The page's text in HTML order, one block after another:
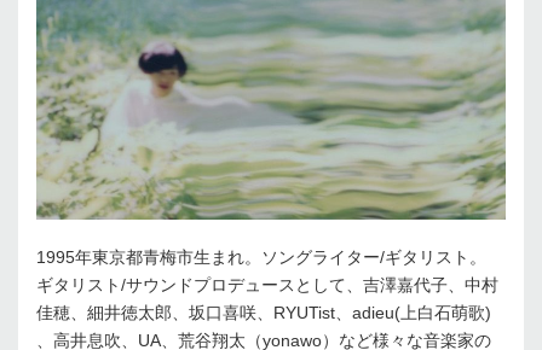
1995年東京都青梅市生まれ。ソングライター/ギタリスト。
ギタリスト/サウンドプロデュースとして、吉澤嘉代子、中村
佳穂、細井徳太郎、坂口喜咲、RYUTist、adieu(上白石萌歌)
、高井息吹、UA、荒谷翔太（yonawo）など様々な音楽家の